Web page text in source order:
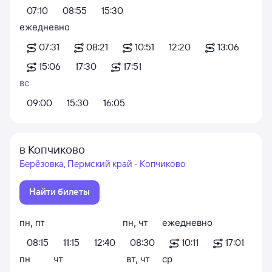
07:10 08:55
15:30
ежедневно
07:31
08:21 10:51 12:20
13:06
15:06
17:30
17:51
вс
09:00
15:30 16:05
в Копчиково
Берёзовка, Пермский край - Копчиково
Найти билеты
пн, пт
08:15
11:15 12:40
пн, чт
08:30
ежедневно
10:11
17:01
пн
чт вт, чт ср